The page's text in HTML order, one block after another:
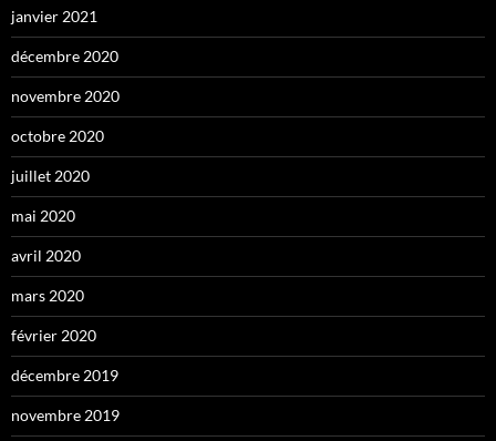
janvier 2021
décembre 2020
novembre 2020
octobre 2020
juillet 2020
mai 2020
avril 2020
mars 2020
février 2020
décembre 2019
novembre 2019